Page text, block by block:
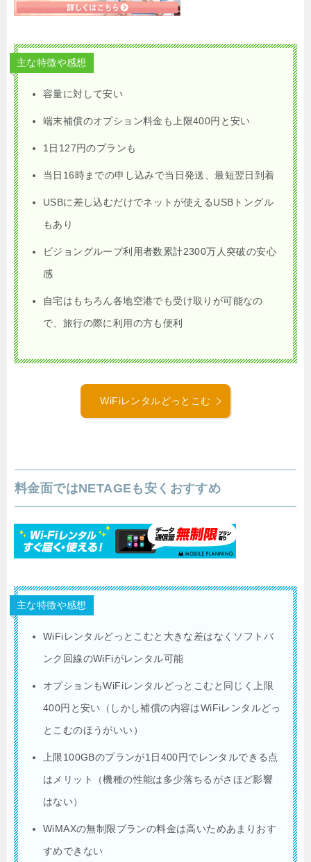
主な特徴や感想
容量に対して安い
端末補償のオプション料金も上限400円と安い
1日127円のプランも
当日16時までの申し込みで当日発送、最短翌日到着
USBに差し込むだけでネットが使えるUSBトングル
もあり
ビジョングループ利用者数累計2300万人突破の安心
感
自宅はもちろん各地空港でも受け取りが可能なの
で、旅行の際に利用の方も便利
WiFiレンタルどっとこむ
料金面ではNETAGEも安くおすすめ
主な特徴や感想
WiFiレンタルどっとこむと大きな差はなくソフトバ
ンク回線のWiFiがレンタル可能
オプションもWiFiレンタルどっとこむと同じく上限
400円と安い（しかし補償の内容はWiFiレンタルどっ
とこむのほうがいい）
上限100GBのプランが1日400円でレンタルできる点
はメリット（機種の性能は多少落ちるがさほど影響
はない）
WiMAXの無制限プランの料金は高いためあまりおす
すめできない